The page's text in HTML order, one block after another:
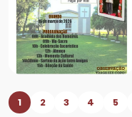
1 2 3 4 5